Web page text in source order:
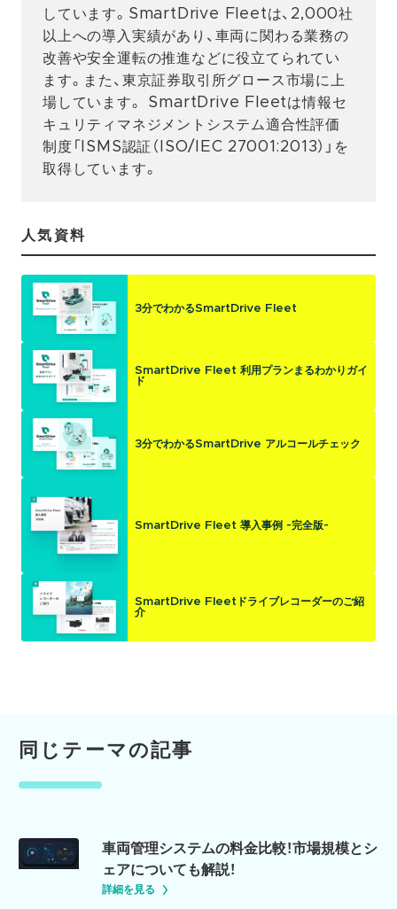
しています。SmartDrive Fleetは、2,000社
以上への導入実績があり、車両に関わる業務の
改善や安全運転の推進などに役立てられてい
ます。また、東京証券取引所グロース市場に上
場しています。 SmartDrive Fleetは情報セ
キュリティマネジメントシステム適合性評価
制度「ISMS認証（ISO/IEC 27001:2013）」を
取得しています。
人気資料
3分でわかるSmartDrive Fleet
SmartDrive Fleet 利用プランまるわかりガイ
ド
3分でわかるSmartDrive アルコールチェック
SmartDrive Fleet 導入事例 -完全版-
SmartDrive Fleetドライブレコーダーのご紹
介
同じテーマの記事
車両管理システムの料金比較！市場規模とシ
ェアについても解説！
詳細を見る